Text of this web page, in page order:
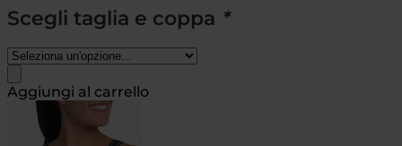
Scegli taglia e coppa *
Aggiungi al carrello